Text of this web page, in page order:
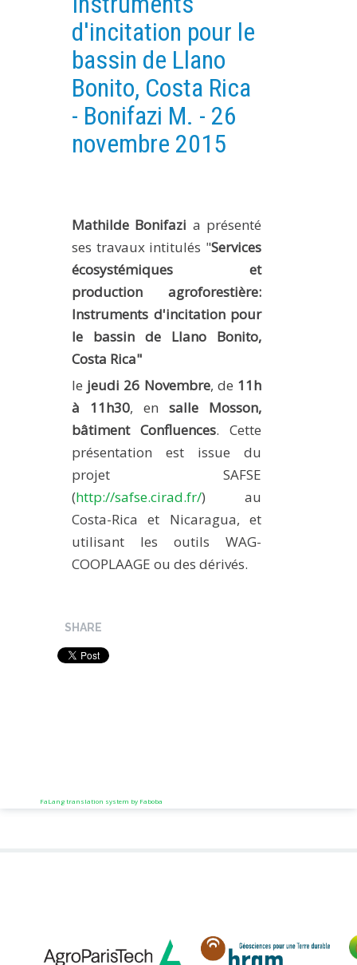
IMPLANTATIONS GÉOGRAPHIQUES
PROJETS EN COURS
PROJETS TERMINÉS
NOS RÉSEAUX SCIENTIFIQUES ET TECHNIQUES
SÉMINAIRES RÉGULIERS
INGÉNIEUR
FORMATION CONTINUE
FORMATION DOCTORALE
THÈSES EN COURS
PRODUCTION
LOGICIELS
PUBLICATIONS SUR HAL
WORKING PAPERS
NOTES THÉMATIQUES
NOS TRAVAUX EN VIDÉO
d'incitation pour le
bassin de Llano
Bonito, Costa Rica
- Bonifazi M. - 26
novembre 2015
Mathilde Bonifazi a présenté
ses travaux intitulés "Services
écosystémiques et
production agroforestière:
Instruments d'incitation pour
le bassin de Llano Bonito,
Costa Rica"
le jeudi 26 Novembre, de 11h
à 11h30, en salle Mosson,
bâtiment Confluences. Cette
présentation est issue du
projet SAFSE
(http://safse.cirad.fr/) au
Costa-Rica et Nicaragua, et
utilisant les outils WAG-
COOPLAAGE ou des dérivés.
SHARE
FaLang translation system by Faboba